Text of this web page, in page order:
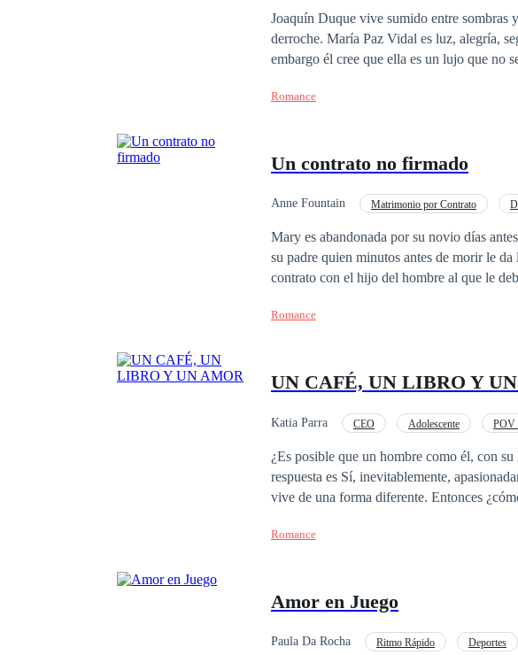
Joaquín Duque vive sumido entre sombras y
derroche. María Paz Vidal es luz, alegría, seguridad, apareció para pintar de colores la vida gris de él; sin
embargo él cree que ella es un lujo que no se puede dar. Dos seres distintos: Él es
rescatarlo de las tinieblas? ¿Podrá el amor vencer a la maldición que pesa sobre los miembros de la familia
Romance
Un contrato no firmado
Anne Fountain Matrimonio por Contrato
Mary es abandonada por su novio días antes de la
su padre quien minutos antes de morir le da
contrato con el hijo del hombre al que le
Romance
UN CAFÉ, UN LIBRO Y
Katia Parra CEO Adolescente POV
¿Es posible que un hombre como él, con
respuesta es Sí, inevitablemente,
vive de una forma diferente. Entonces
Romance
Amor en Juego
Paula Da Rocha Ritmo Rápido Deportes